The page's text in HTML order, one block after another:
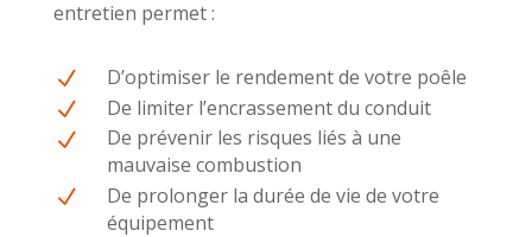
entretien permet :
N D’optimiser le rendement de votre poêle
N De limiter l’encrassement du conduit
N
De prévenir les risques liés à une
mauvaise combustion
N
De prolonger la durée de vie de votre
équipement